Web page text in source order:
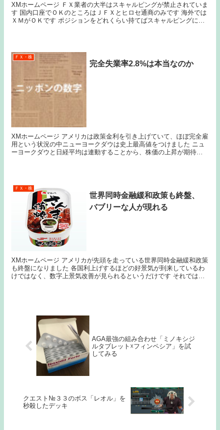
XMホームページ ＦＸ業者の大半はスキャルピングが禁止されていま
す 国内口座でＯＫのところはＪＦＸとヒロセ通商のみです 海外では
ＸＭがＯＫです ポジションをどれくらい持てばスキャルピングにな
ＦＸ・株
完全失業率2.8%は本当なのか
XMホームページ アメリカは政策金利を引き上げていて、ほぼ完全雇
用という状況の中ニューヨークダウは史上最高値をつけました ニュ
ーヨークダウと日経平均は連動することから、株価の上昇が期待さ
ＦＸ・株
世界同時金融緩和政策も終盤、
バブリーな人が現れる
XMホームページ アメリカが先頭を走っている世界同時金融緩和政策
も終盤になりました 各国利上げするほどの好景気が到来しているわ
けではなく、数字上景気改善が見られるというだけです それでは日
AGA最強の組み合わせ「ミノキシジ
ルタブレット☓フィンペシア」を試
してみる
クエスト№３３のボス「レオル」を
秒殺したデッキ